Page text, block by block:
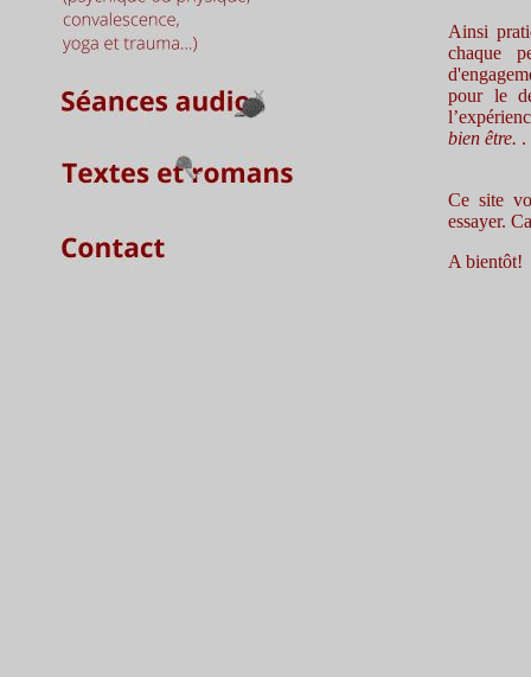
Ainsi
chaque
pour le
bien être. .
Ce site
essayer.
A bientôt!